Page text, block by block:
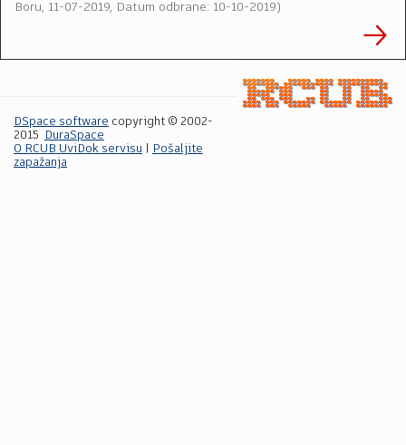
Boru, 11-07-2019, Datum odbrane: 10-10-2019)
DSpace software copyright © 2002-
2015
DuraSpace
O RCUB UviDok servisu
Pošaljite
zapažanja